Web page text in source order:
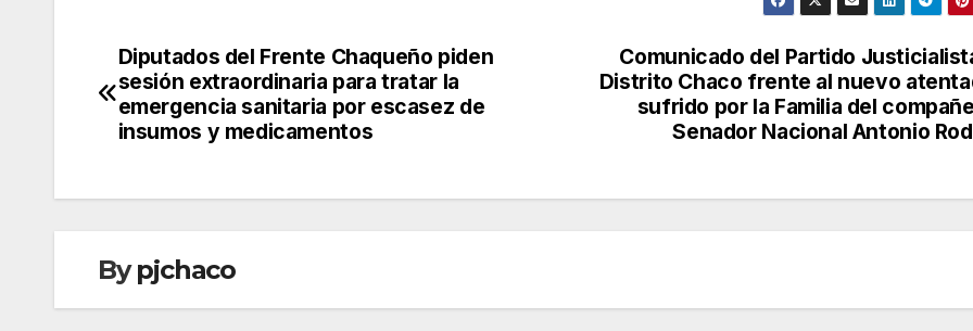
Navegación
de
entradas
Comunicado del Partido
Distrito Chaco frente al nuevo
sufrido por la Familia del
Senador Nacional Antonio
Diputados del Frente Chaqueño piden
sesión extraordinaria para tratar la
emergencia sanitaria por escasez de
insumos y medicamentos
Bypjchaco